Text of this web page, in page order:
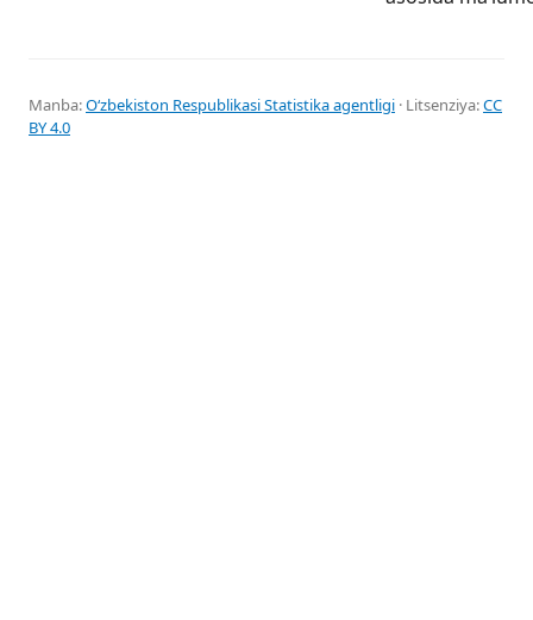
Manba:Oʻzbekiston Respublikasi Statistika agentligi · Litsenziya:CC
BY 4.0